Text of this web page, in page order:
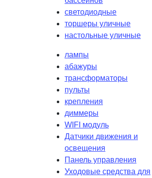
светодиодные
торшеры уличные
настольные уличные
лампы
абажуры
трансформаторы
пульты
крепления
диммеры
WIFI модуль
Датчики движения и
освещения
Панель управления
Уходовые средства для